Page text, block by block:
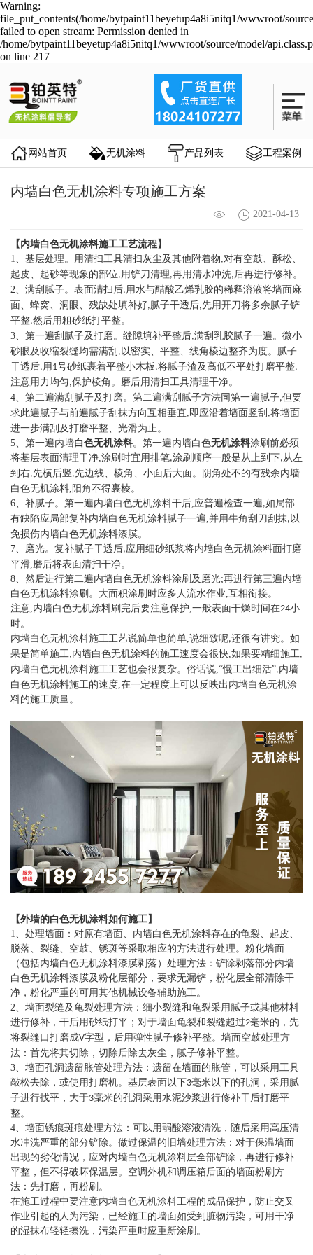
Warning:
file_put_contents(/home/bytpaint11beyetup4a8i5nitq1/wwwroot/
failed to open stream: Permission denied in
/home/bytpaint11beyetup4a8i5nitq1/wwwroot/source/model/
on line 217
网站首页 无机涂料 产品列表 工程案例
内墙白色无机涂料专项施工方案
2021-04-13
【 内墙白色无机涂料施工工艺流程】
1
、基层处理。用清扫工具清扫灰尘及其他附着物,对有空鼓、酥松、
起皮、起砂等现象的部位, 用铲刀清理,再用清水冲洗, 后再进行修补。
2 、满刮腻子。表面清扫后, 用水与醋酸乙烯乳胶的稀释溶液将墙面麻
面、蜂窝、洞眼、残缺处填补好, 腻子干透后,先用开刀将多余腻子铲
平整,然后用粗砂纸打平整。
3 、第一遍刮腻子及打磨。缝隙填补平整后,满刮乳胶腻子一遍。微小
砂眼及收缩裂缝均需满刮 , 以密实、平整、线角棱边整齐为度。腻子
干透后, 用 1号砂纸裹着平整小木板 ,将腻子渣及高低不平处打磨平整,
注意用力均匀,保护棱角。磨后用清扫工具清理干净。
4 、第二遍满刮腻子及打磨。第二遍满刮腻子方法同第一遍腻子,但要
求此遍腻子与前遍腻子刮抹方向互相垂直, 即应沿着墙面竖刮 ,将墙面
进一步满刮及打磨平整、光滑为止。
5 、第一遍内墙白色无机涂料。第一遍内墙白色无机涂料涂刷前必须
将基层表面清理干净 涂刷时宜用排笔,涂刷顺序一般是从上到下, 从左
到右,先横后竖,先边线、棱角、小面后大面。阴角处不的有残余内墙
白色无机涂料 阳角不得裹棱。
6 、补腻子。第一遍内墙白色无机涂料干后 应普遍检查一遍,如局部
有缺陷应局部复补内墙白色无机涂料腻子一遍 并用牛角刮刀刮抹, 以
免损伤内墙白色无机涂料漆膜。
7 、磨光。复补腻子干透后,应用细砂纸浆将内墙白色无机涂料面打磨
平滑 磨后将表面清扫干净。
8 、然后进行第二遍内墙白色无机涂料涂刷及磨光;再进行第三遍内墙
白色无机涂料涂刷。大面积涂刷时应多人流水作业 互相衔接。
注意 内墙白色无机涂料刷完后要注意保护 一般表面干燥时间在24小
时。
内墙白色无机涂料施工工艺说简单也简单 说细致呢,还很有讲究。如
果是简单施工 ,内墙白色无机涂料的施工速度会很快 如果要精细施工 ,
内墙白色无机涂料施工工艺也会很复杂。俗话说 “慢工出细活”,内墙
白色无机涂料施工的速度 在一定程度上可以反映出 内墙白色无机涂
料的施工质量。
【外墙的白色无机涂料如何施工】
1、处理墙面：对原有墙面、 内墙白色无机涂料存在的龟裂、起皮、
脱落、裂缝、空鼓、锈斑等采取相应的方法进行处理。粉化墙面
（包括内墙白色无机涂料漆膜剥落）处理方法：铲除剥落部分内墙
白色无机涂料漆膜及粉化层部分，要求无漏铲，粉化层全部清除干
净，粉化严重的可用其他机械设备辅助施工。
2、墙面裂缝及龟裂处理方法：细小裂缝和龟裂采用腻子或其他材料
进行修补，干后用砂纸打平；对于墙面龟裂和裂缝超过2毫米的，先
将裂缝口打磨成V字型，后用弹性腻子修补平整。墙面空鼓处理方
法：首先将其切除，切除后除去灰尘，腻子修补平整。
3、墙面孔洞遗留胀管处理方法：遗留在墙面的胀管，可以采用工具
敲松去除，或使用打磨机。基层表面以下3毫米以下的孔洞，采用腻
子进行找平，大于3毫米的孔洞采用水泥沙浆进行修补干后打磨平
整。
4、墙面锈痕斑痕处理方法：可以用弱酸溶液清洗，随后采用高压清
水冲洗严重的部分铲除。做过保温的旧墙处理方法：对于保温墙面
出现的劣化情况，应对内墙白色无机涂料层全部铲除，再进行修补
平整，但不得破坏保温层。空调外机和调压箱后面的墙面粉刷方
法：先打磨，再粉刷。
在施工过程中要注意内墙白色无机涂料工程的成品保护，防止交叉
作业引起的人为污染，已经施工的墙面如受到脏物污染，可用干净
的湿抹布轻轻擦洗，污染严重时应重新涂刷。